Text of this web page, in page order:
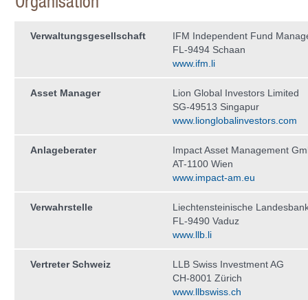
Verwaltungs­gesellschaft
IFM Independent Fund
FL-9494 Schaan
www.ifm.li
Asset Manager
Lion Global Investors Limited
SG-49513 Singapur
www.lionglobalinvestors.com
Anlageberater
Impact Asset Management
AT-1100 Wien
www.impact-am.eu
Verwahrstelle
Liechtensteinische
FL-9490 Vaduz
www.llb.li
Vertreter Schweiz
LLB Swiss Investment AG
CH-8001 Zürich
www.llbswiss.ch